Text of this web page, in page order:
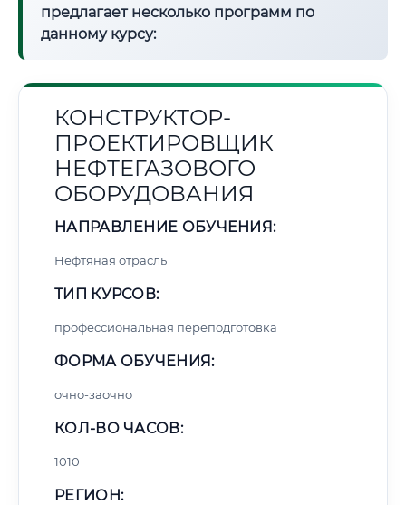
предлагает несколько программ по
данному курсу:
КОНСТРУКТОР-
ПРОЕКТИРОВЩИК
НЕФТЕГАЗОВОГО
ОБОРУДОВАНИЯ
НАПРАВЛЕНИЕ ОБУЧЕНИЯ:
Нефтяная отрасль
ТИП КУРСОВ:
профессиональная переподготовка
ФОРМА ОБУЧЕНИЯ:
очно-заочно
КОЛ-ВО ЧАСОВ:
1010
РЕГИОН: